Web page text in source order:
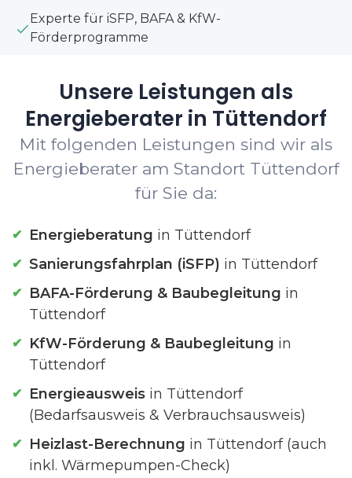
Experte für iSFP, BAFA & KfW-
Förderprogramme
Unsere Leistungen als
Energieberater in Tüttendorf
Mit folgenden Leistungen sind wir als
Energieberater am Standort Tüttendorf
für Sie da:
Energieberatung in Tüttendorf
Sanierungsfahrplan (iSFP) in Tüttendorf
BAFA-Förderung & Baubegleitung in
Tüttendorf
KfW-Förderung & Baubegleitung in
Tüttendorf
Energieausweis in Tüttendorf
(Bedarfsausweis & Verbrauchsausweis)
Heizlast-Berechnung in Tüttendorf (auch
inkl. Wärmepumpen-Check)